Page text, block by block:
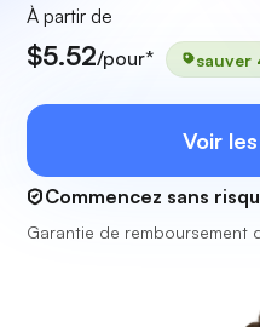
À partir de
$5.52/pour* sauver
Voir
Commencez sans
Garantie de remboursement